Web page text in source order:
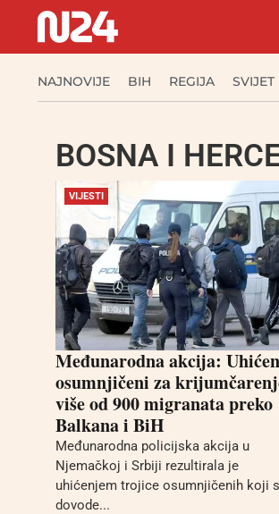
NAJNOVIJE BIH REGIJA SVIJET
BOSNA I
VIJESTI
Međunarodna akcija:
osumnjičeni za
više od 900 migranata preko
Balkana i BiH
Međunarodna policijska akcija u
Njemačkoj i Srbiji rezultirala je
uhićenjem trojice osumnjičenih koji
dovode...